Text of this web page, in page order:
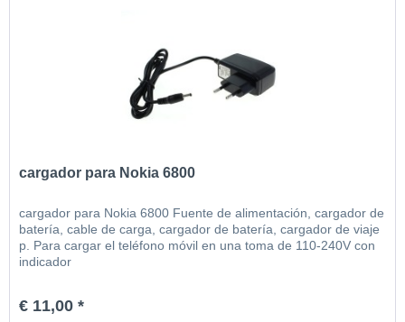
cargador para Nokia 6800
cargador para Nokia 6800 Fuente de alimentación, cargador de
batería, cable de carga, cargador de batería, cargador de viaje
p. Para cargar el teléfono móvil en una toma de 110-240V con
indicador
€ 11,00 *